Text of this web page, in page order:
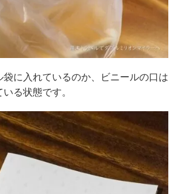
に入れているのか、ビニールの口は
る状態です。